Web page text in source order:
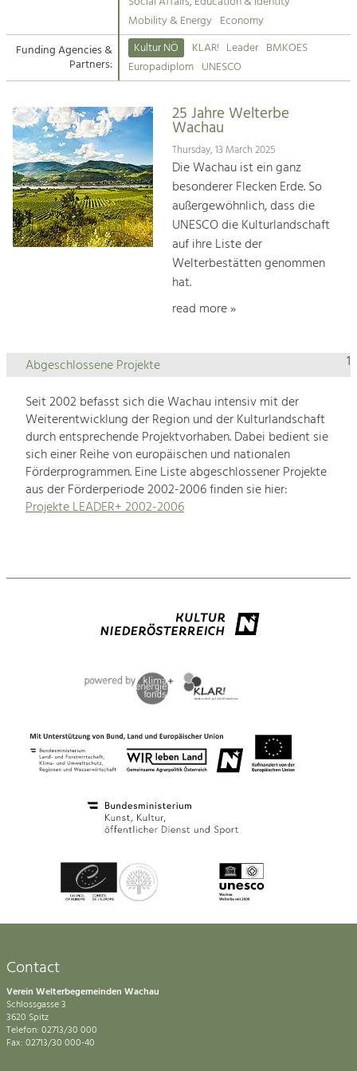
Suche
Impressum
Kontakt
Tourism
Offer Development and Positioning
Art & Culture
Crafts, Science and Research.
Social Affairs, Education
& Identity
Equality, Youth and Integration.
Climate Change, Public Transport and
Increase in Regional Value Added.
Mobility & Energy Economy
Funding Agencies &
Partners:
Kultur NÖ KLAR! Leader BMKOES
Europadiplom UNESCO
25 Jahre Welterbe
Wachau
Thursday, 13 March 2025
Die Wachau ist ein ganz
besonderer Flecken Erde. So
außergewöhnlich, dass die
UNESCO die Kulturlandschaft
auf ihre Liste der
Welterbestätten genommen
hat.
read more »
1
Abgeschlossene Projekte
Seit 2002 befasst sich die Wachau intensiv mit der
Weiterentwicklung der Region und der Kulturlandschaft
durch entsprechende Projektvorhaben. Dabei bedient sie
sich einer Reihe von europäischen und nationalen
Förderprogrammen. Eine Liste abgeschlossener Projekte
aus der Förderperiode 2002-2006 finden sie hier:
Projekte LEADER+ 2002-2006
Contact
Verein Welterbegemeinden Wachau
Schlossgasse 3
3620 Spitz
Telefon: 02713/30 000
Fax: 02713/30 000-40